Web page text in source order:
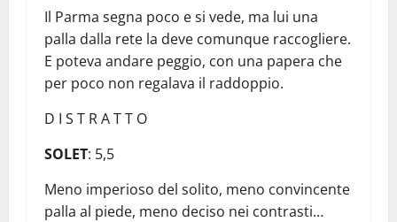
Il Parma segna poco e si vede, ma lui una
palla dalla rete la deve comunque raccogliere.
E poteva andare peggio, con una papera che
per poco non regalava il raddoppio.
D I S T R A T T O
SOLET: 5,5
Meno imperioso del solito, meno convincente
palla al piede, meno deciso nei contrasti…